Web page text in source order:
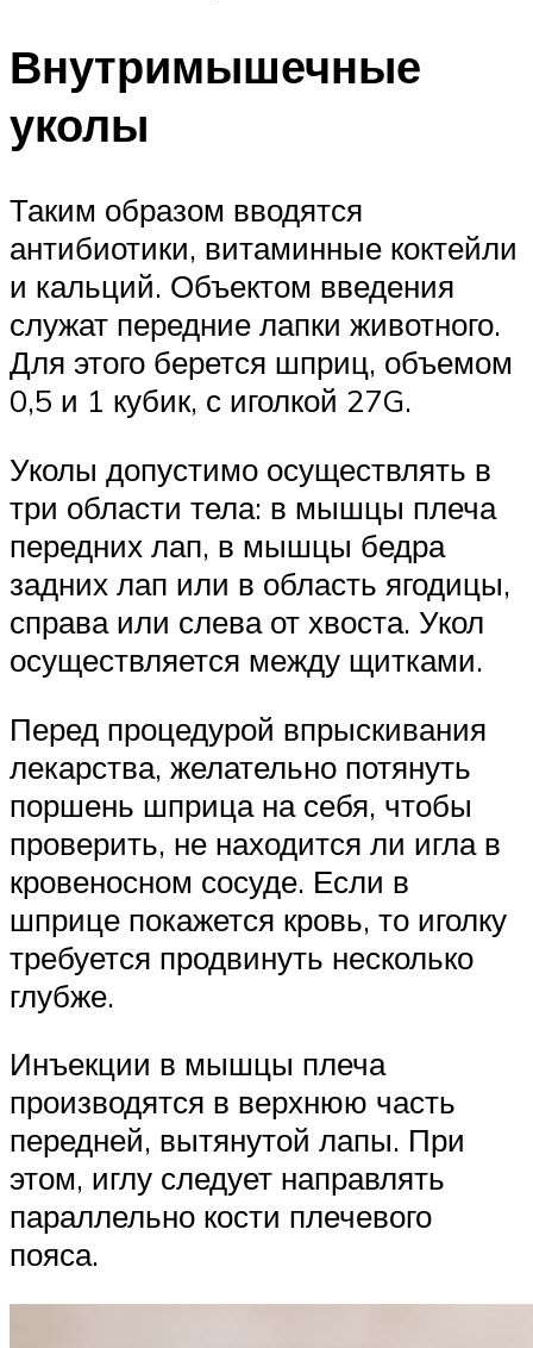
Внутримышечные
уколы
Таким образом вводятся
антибиотики, витаминные коктейли
и кальций. Объектом введения
служат передние лапки животного.
Для этого берется шприц, объемом
0,5 и 1 кубик, с иголкой 27G.
Уколы допустимо осуществлять в
три области тела: в мышцы плеча
передних лап, в мышцы бедра
задних лап или в область ягодицы,
справа или слева от хвоста. Укол
осуществляется между щитками.
Перед процедурой впрыскивания
лекарства, желательно потянуть
поршень шприца на себя, чтобы
проверить, не находится ли игла в
кровеносном сосуде. Если в
шприце покажется кровь, то иголку
требуется продвинуть несколько
глубже.
Инъекции в мышцы плеча
производятся в верхнюю часть
передней, вытянутой лапы. При
этом, иглу следует направлять
параллельно кости плечевого
пояса.